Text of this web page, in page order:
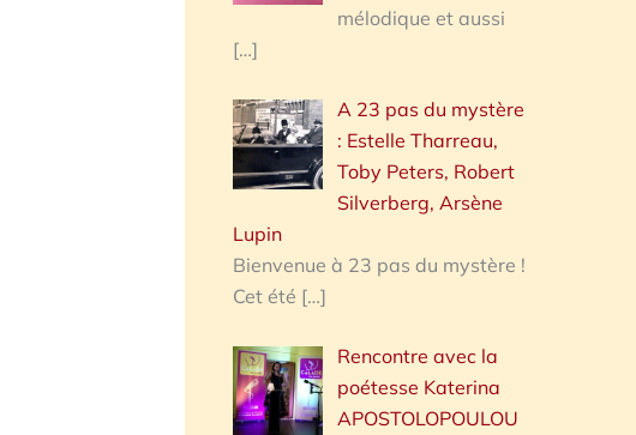
mélodique et aussi
[…]
A 23 pas du mystère
: Estelle Tharreau,
Toby Peters, Robert
Silverberg, Arsène
Lupin
Bienvenue à 23 pas du mystère !
Cet été […]
Rencontre avec la
poétesse Katerina
APOSTOLOPOULOU